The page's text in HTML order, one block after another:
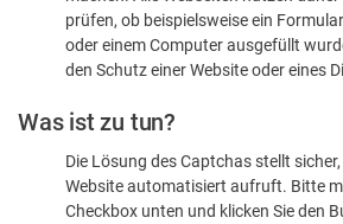
sind
prüfen, ob beispielsweise ein
oder einem Computer ausgefüllt
den Schutz einer Website oder eines
Was ist zu tun?
Die Lösung des Captchas stellt
Website automatisiert aufruft. Bitte
Checkbox unten und klicken Sie den